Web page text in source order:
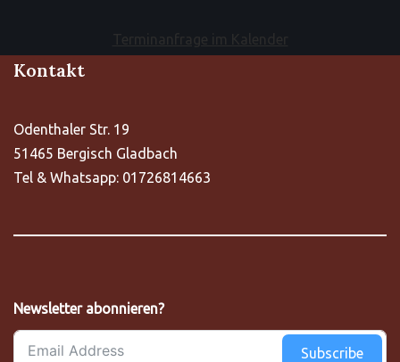
Terminanfrage im Kalender
Kontakt
Odenthaler Str. 19
51465 Bergisch Gladbach
Tel & Whatsapp: 01726814663
Newsletter abonnieren?
Subscribe